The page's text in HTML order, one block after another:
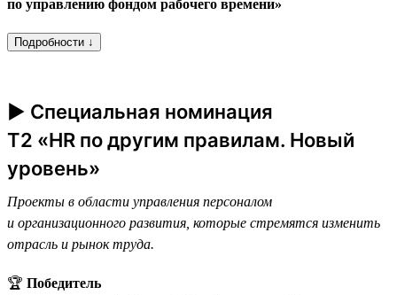
по управлению фондом рабочего времени»
Подробности ↓
► Специальная номинация
T2 «HR по другим правилам. Новый
уровень»
Проекты в области управления персоналом
и организационного развития, которые стремятся изменить
отрасль и рынок труда.
🏆 Победитель